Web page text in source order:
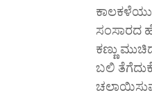
ಸಂಸಾರದ
ಕಣ್ಣು
ಬಲಿ